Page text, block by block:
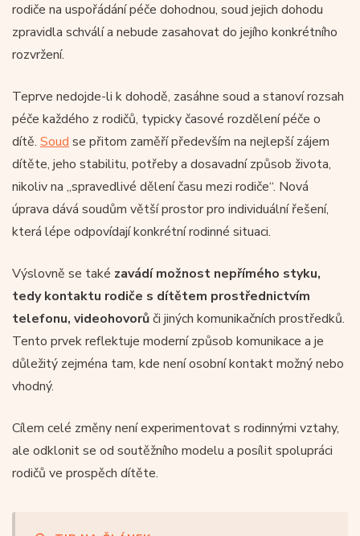
rodiče na uspořádání péče dohodnou, soud jejich dohodu
zpravidla schválí a nebude zasahovat do jejího konkrétního
rozvržení.
Teprve nedojde-li k dohodě, zasáhne soud a stanoví rozsah
péče každého z rodičů, typicky časové rozdělení péče o
dítě. Soud se přitom zaměří především na nejlepší zájem
dítěte, jeho stabilitu, potřeby a dosavadní způsob života,
nikoliv na „spravedlivé dělení času mezi rodiče“. Nová
úprava dává soudům větší prostor pro individuální řešení,
která lépe odpovídají konkrétní rodinné situaci.
Výslovně se také zavádí možnost nepřímého styku,
tedy kontaktu rodiče s dítětem prostřednictvím
telefonu, videohovorůči jiných komunikačních prostředků.
Tento prvek reflektuje moderní způsob komunikace a je
důležitý zejména tam, kde není osobní kontakt možný nebo
vhodný.
Cílem celé změny není experimentovat s rodinnými vztahy,
ale odklonit se od soutěžního modelu a posílit spolupráci
rodičů ve prospěch dítěte.